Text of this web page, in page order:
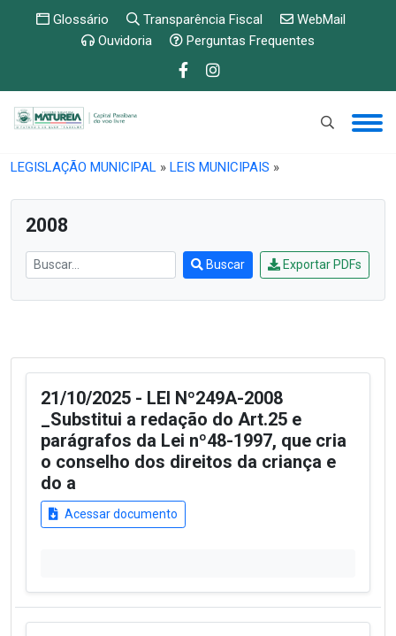
Glossário Transparência Fiscal
WebMail
Ouvidoria
Perguntas Frequentes
LEGISLAÇÃO MUNICIPAL » LEIS MUNICIPAIS »
2008
Buscar Exportar PDFs
21/10/2025 - LEI Nº249A-2008
_Substitui a redação do Art.25 e
parágrafos da Lei nº48-1997, que cria
o conselho dos direitos da criança e
do a
Acessar documento